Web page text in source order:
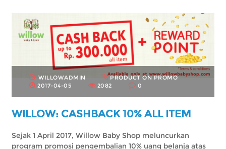
WILLOWADMIN
PRODUCT ON PROMO
2017-04-05
2082 0
WILLOW: CASHBACK 10% ALL ITEM
Sejak 1 April 2017, Willow Baby Shop meluncurkan
program promosi pengembalian 10% uang belanja atas